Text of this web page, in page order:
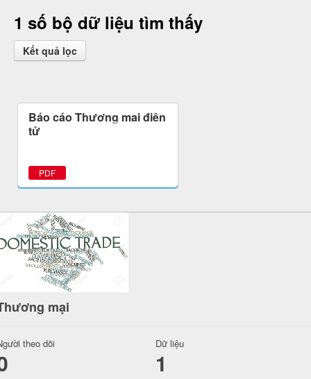
1 số bộ dữ liệu tìm thấy
Kết quả lọc
Báo cáo Thương mại điện
tử
PDF
mại
theo dõi Dữ liệu
1